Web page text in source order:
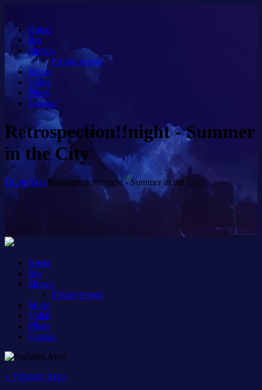
Home
Bio
Shows
Private events
Music
Video
Photo
Contact
Retrospection!!night - Summer
in the City
HomeAkceRetrospection!!night - Summer in the City
Home
Bio
Shows
Private events
Music
Video
Photo
Contact
« Všechny Akce